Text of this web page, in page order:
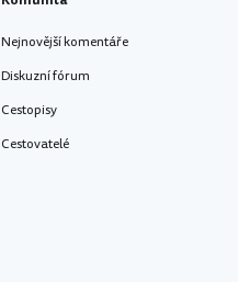
Nejnovější komentáře
Diskuzní fórum
Cestopisy
Cestovatelé